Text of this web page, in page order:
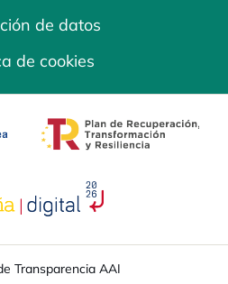
de datos
de cookies
una pestaña nuevase abre en una
se abre en una pestaña
Transparencia AAI